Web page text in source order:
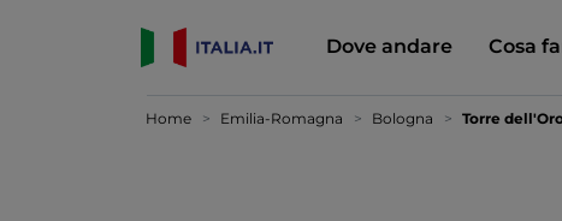
Dove andare Cosa
Home Emilia-Romagna Bologna Torre